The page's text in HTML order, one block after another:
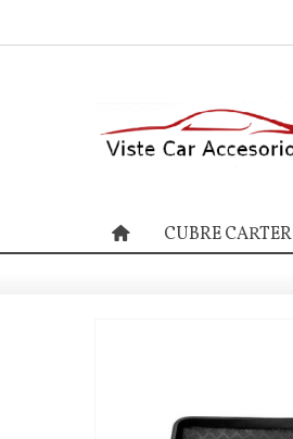
CUBRE CARTER